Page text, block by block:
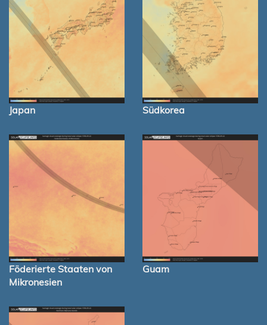
Japan Südkorea
Föderierte Staaten von
Mikronesien
Guam